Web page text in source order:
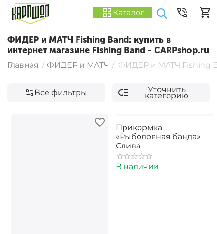
Каталог
ФИДЕР и МАТЧ Fishing Band: купить в
интернет магазине Fishing Band - CARPshop.ru
Главная / ФИДЕР и МАТЧ / ФИДЕР и МАТЧ Fishing
Все фильтры Уточнить
категорию
Прикормка
«Рыболовная банда»
Слива
В наличии